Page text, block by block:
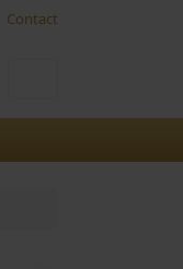
Contact